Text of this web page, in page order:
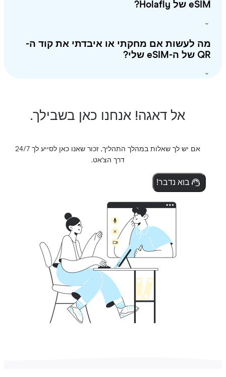
לעשות אם מחקתי או איבדתי את קוד ה-
אל דאגה! אנחנו כאן בשבילך.
אם יש לך שאלות במהלך התהליך, זכור שאנו כאן לסייע לך 24/7
דרך הצ'אט.
בוא נדבר!